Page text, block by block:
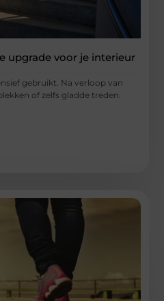
upgrade voor je interieur
gebruikt. Na verloop van
of zelfs gladde treden.